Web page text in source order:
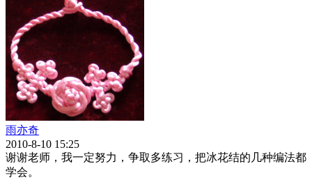
雨亦奇
2010-8-10 15:25
谢谢老师，我一定努力，争取多练习，把冰花结的几种编法都
学会。